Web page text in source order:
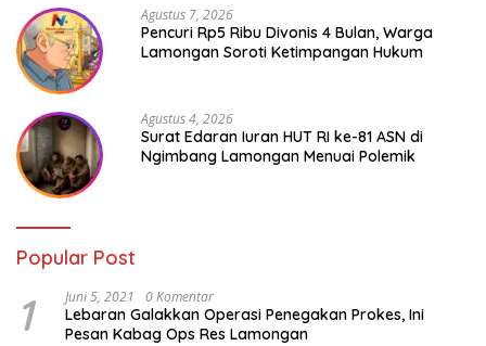
Agustus 7, 2026
Pencuri Rp5 Ribu Divonis 4 Bulan, Warga
Lamongan Soroti Ketimpangan Hukum
Agustus 4, 2026
Surat Edaran Iuran HUT RI ke-81 ASN di
Ngimbang Lamongan Menuai Polemik
Popular Post
1 Juni 5, 2021 0 Komentar
Lebaran Galakkan Operasi Penegakan Prokes, Ini
Pesan Kabag Ops Res Lamongan